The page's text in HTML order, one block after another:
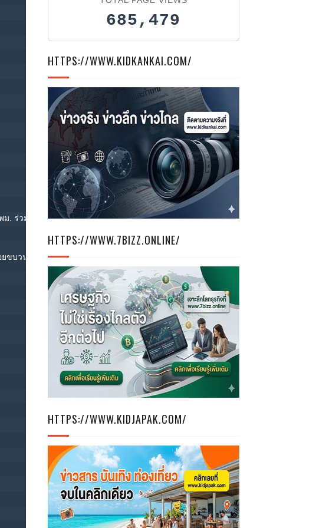
ร่วมใจพากลุ่มเปราะบางรีสตาร์ทชีวิตเข้าถึงสิทธิ เพื่อถวายเป็นพระราชกุศลแ
วนรถคาราวาน “พม. เข้าถึงสิทธิ” สำรวจเยี่ยมเยียนครัวเรือนเปราะบาง โดยก
685,479
HTTPS://WWW.KIDKANKAI.COM/
HTTPS://WWW.7BIZZ.ONLINE/
HTTPS://WWW.KIDJAPAK.COM/